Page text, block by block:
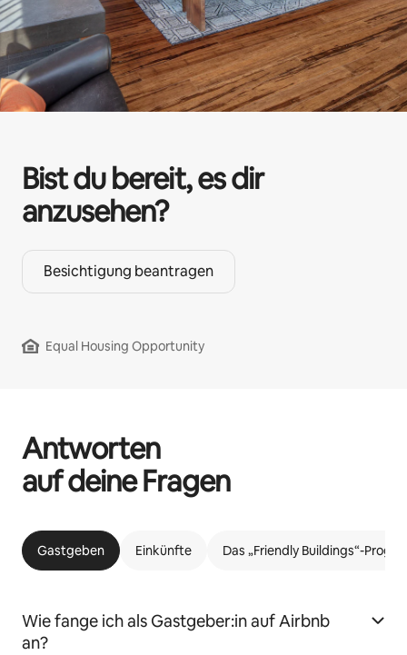
Bist du bereit, es dir
anzusehen?
Besichtigung beantragen
Equal Housing Opportunity
Antworten
auf deine Fragen
Gastgeben Einkünfte Das „Friendly Buildings“-
Wie fange ich als Gastgeber:in auf Airbnb
an?